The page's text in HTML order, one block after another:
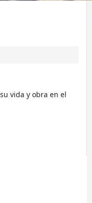
vida y obra en el